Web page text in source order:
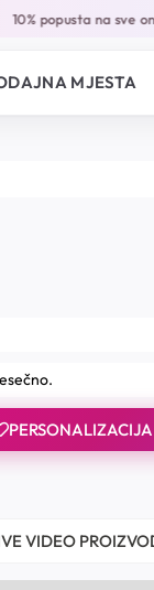
10% popusta na sve
MJESTA
PERSONALIZACIJA
VIDEO